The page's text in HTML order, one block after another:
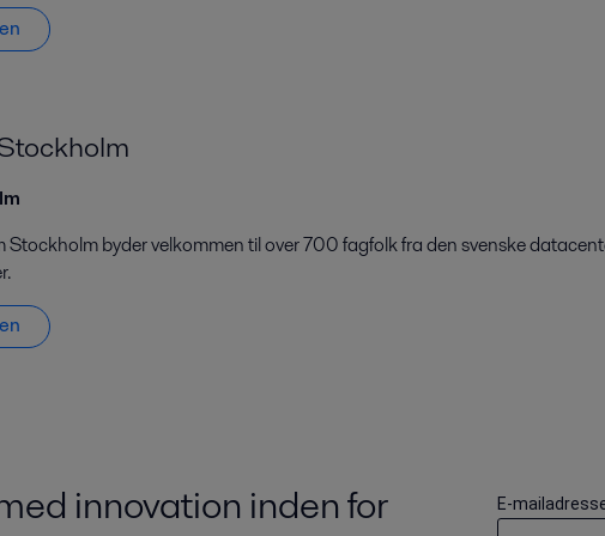
Stockholm byder velkommen til over 700 fagfolk fra den svenske
innovation inden for
E-